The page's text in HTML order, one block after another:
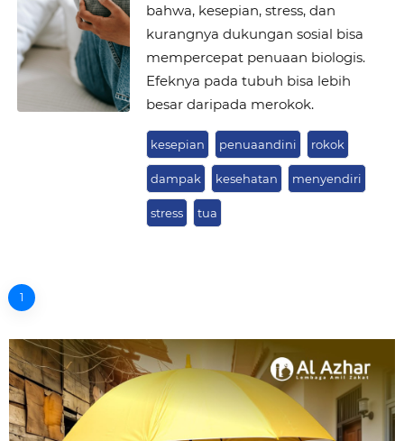
bahwa, kesepian, stress, dan
kurangnya dukungan sosial bisa
mempercepat penuaan biologis.
Efeknya pada tubuh bisa lebih
besar daripada merokok.
kesepian penuaandini rokok
dampak kesehatan menyendiri
stress tua
1